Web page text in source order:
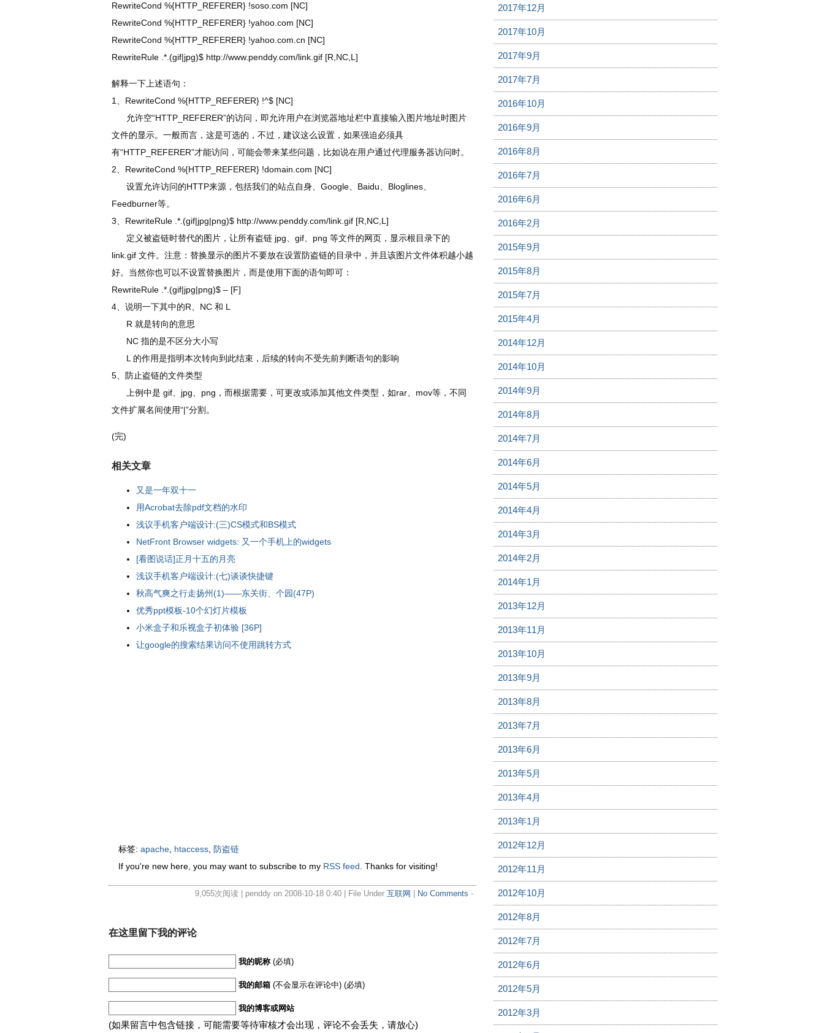
RewriteCond %{HTTP_REFERER} !soso.com [NC]
RewriteCond %{HTTP_REFERER} !yahoo.com [NC]
RewriteCond %{HTTP_REFERER} !yahoo.com.cn [NC]
RewriteRule .*.(gif|jpg)$ http://www.penddy.com/link.gif [R,NC,L]
解释一下上述语句：
1、RewriteCond %{HTTP_REFERER} !^$ [NC]
允许空“HTTP_REFERER”的访问，即允许用户在浏览器地址栏中直接输入图片地址时图片
文件的显示。一般而言，这是可选的，不过，建议这么设置，如果强迫必须具
有“HTTP_REFERER”才能访问，可能会带来某些问题，比如说在用户通过代理服务器访问时。
2、RewriteCond %{HTTP_REFERER} !domain.com [NC]
设置允许访问的HTTP来源，包括我们的站点自身、Google、Baidu、Bloglines、
Feedburner等。
3、RewriteRule .*.(gif|jpg|png)$ http://www.penddy.com/link.gif [R,NC,L]
定义被盗链时替代的图片，让所有盗链 jpg、gif、png 等文件的网页，显示根目录下的
link.gif 文件。注意：替换显示的图片不要放在设置防盗链的目录中，并且该图片文件体积越小越
好。当然你也可以不设置替换图片，而是使用下面的语句即可：
RewriteRule .*.(gif|jpg|png)$ – [F]
4、说明一下其中的R、NC 和 L
R 就是转向的意思
NC 指的是不区分大小写
L 的作用是指明本次转向到此结束，后续的转向不受先前判断语句的影响
5、防止盗链的文件类型
上例中是 gif、jpg、png，而根据需要，可更改或添加其他文件类型，如rar、mov等，不同
文件扩展名间使用“|”分割。
(完)
相关文章
又是一年双十一
用Acrobat去除pdf文档的水印
浅议手机客户端设计:(三)CS模式和BS模式
NetFront Browser widgets: 又一个手机上的widgets
[看图说话]正月十五的月亮
浅议手机客户端设计:(七)谈谈快捷键
秋高气爽之行走扬州(1)——东关街、个园(47P)
优秀ppt模板-10个幻灯片模板
小米盒子和乐视盒子初体验 [36P]
让google的搜索结果访问不使用跳转方式
标签:apache, htaccess, 防盗链
If you're new here, you may want to subscribe to my RSS feed. Thanks for visiting!
9,055次阅读 | penddy on 2008-10-18 0:40 | File Under 互联网 | No Comments -
在这里留下我的评论
我的昵称 (必填)
我的邮箱 (不会显示在评论中) (必填)
我的博客或网站
(如果留言中包含链接，可能需要等待审核才会出现，评论不会丢失，请放心)
2017年12月
2017年10月
2017年9月
2017年7月
2016年10月
2016年9月
2016年8月
2016年7月
2016年6月
2016年2月
2015年9月
2015年8月
2015年7月
2015年4月
2014年12月
2014年10月
2014年9月
2014年8月
2014年7月
2014年6月
2014年5月
2014年4月
2014年3月
2014年2月
2014年1月
2013年12月
2013年11月
2013年10月
2013年9月
2013年8月
2013年7月
2013年6月
2013年5月
2013年4月
2013年1月
2012年12月
2012年11月
2012年10月
2012年8月
2012年7月
2012年6月
2012年5月
2012年3月